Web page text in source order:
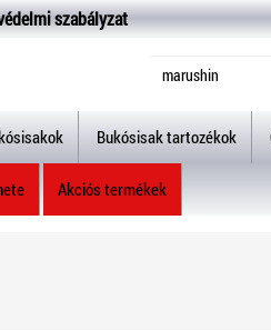
szabályzat
Bukósisak tartozékok
Akciós termékek